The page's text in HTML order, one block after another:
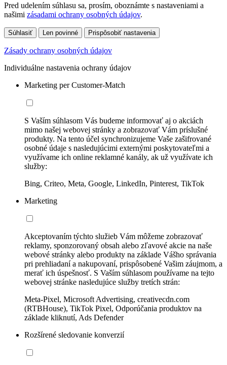
Pred udelením súhlasu sa, prosím, oboznámte s nastaveniami a
našimi zásadami ochrany osobných údajov.
Súhlasiť Len povinné Prispôsobiť nastavenia
Zásady ochrany osobných údajov
Individuálne nastavenia ochrany údajov
Marketing per Customer-Match
S Vaším súhlasom Vás budeme informovať aj o akciách
mimo našej webovej stránky a zobrazovať Vám príslušné
produkty. Na tento účel synchronizujeme Vaše zašifrované
osobné údaje s nasledujúcimi externými poskytovateľmi a
využívame ich online reklamné kanály, ak už využívate ich
služby:
Bing, Criteo, Meta, Google, LinkedIn, Pinterest, TikTok
Marketing
Akceptovaním týchto služieb Vám môžeme zobrazovať
reklamy, sponzorovaný obsah alebo zľavové akcie na naše
webové stránky alebo produkty na základe Vášho správania
pri prehliadaní a nakupovaní, prispôsobené Vašim záujmom, a
merať ich úspešnosť. S Vaším súhlasom používame na tejto
webovej stránke nasledujúce služby tretích strán:
Meta-Pixel, Microsoft Advertising, creativecdn.com
(RTBHouse), TikTok Pixel, Odporúčania produktov na
základe kliknutí, Ads Defender
Rozšírené sledovanie konverzií